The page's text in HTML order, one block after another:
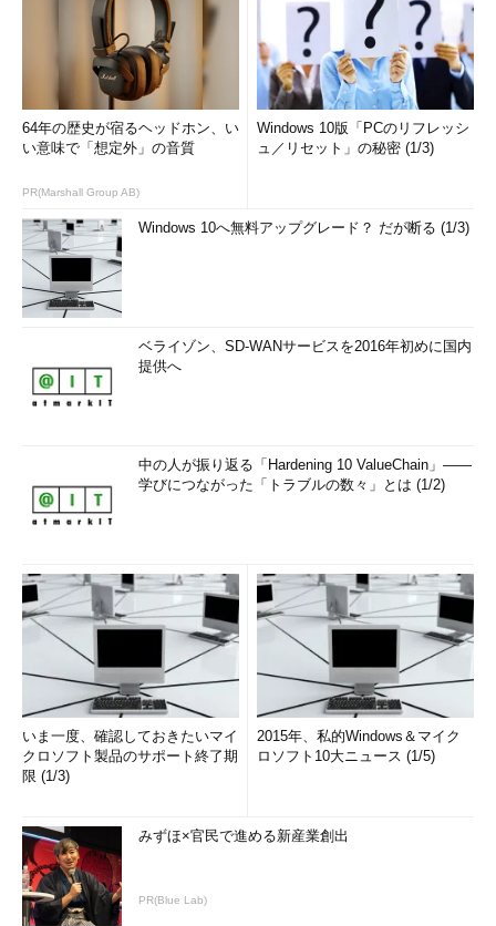
64年の歴史が宿るヘッドホン、い
い意味で「想定外」の音質
PR(Marshall Group AB)
Windows 10版「PCのリフレッシ
ュ／リセット」の秘密 (1/3)
Windows 10へ無料アップグレード？ だが断る (1/3)
ベライゾン、SD-WANサービスを2016年初めに国内
提供へ
中の人が振り返る「Hardening 10 ValueChain」――
学びにつながった「トラブルの数々」とは (1/2)
いま一度、確認しておきたいマイ
クロソフト製品のサポート終了期
限 (1/3)
2015年、私的Windows＆マイク
ロソフト10大ニュース (1/5)
みずほ×官民で進める新産業創出
PR(Blue Lab)